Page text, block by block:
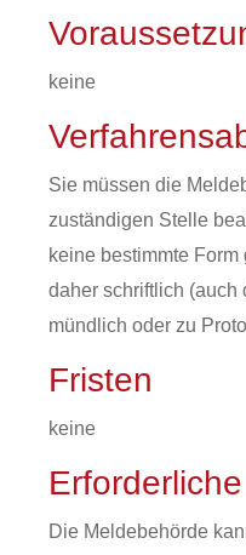
keine
Sie müssen die
zuständigen Stelle
keine bestimmte
daher schriftlich (auch
mündlich oder zu
Fristen
keine
Die Meldebehörde